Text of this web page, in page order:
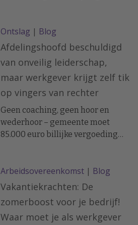
Ontslag | Blog
Afdelingshoofd beschuldigd
van onveilig leiderschap,
maar werkgever krijgt zelf tik
op vingers van rechter
Geen coaching, geen hoor en
wederhoor – gemeente moet
85.000 euro billijke vergoeding
Arbeidsovereenkomst | Blog
Vakantiekrachten: De
zomerboost voor je bedrijf!
Waar moet je als werkgever